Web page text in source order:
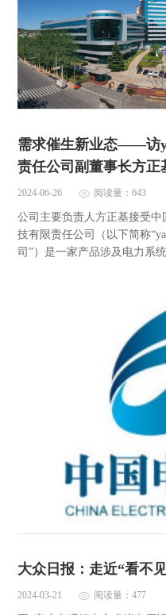
需求催生新业态——访
责任公司副董事长方正
2024-06-26 阅读量：643
公司主要负责人方正基接受中
技有限责任公司（以下简称
司”）是一家产品涉及电力系
大众日报：走近“看不
2024-03-21 阅读量：477